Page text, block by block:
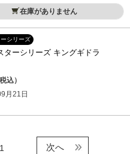
在庫がありません
シリーズ
ターシリーズ キングギドラ
込）
月21日
次へ